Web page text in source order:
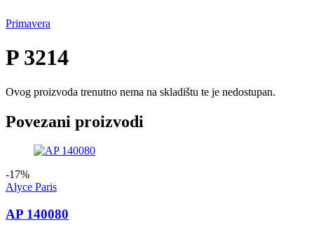
Primavera
P 3214
Ovog proizvoda trenutno nema na skladištu te je nedostupan.
Povezani proizvodi
-17%
Alyce Paris
AP 140080